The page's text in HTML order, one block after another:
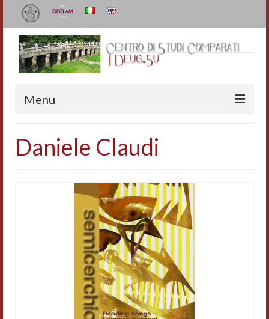
Menu
Organizzazione e contatti
I Deug-Su
Relazioni sulle attività
Accordi di cooperazione
Daniele Claudi